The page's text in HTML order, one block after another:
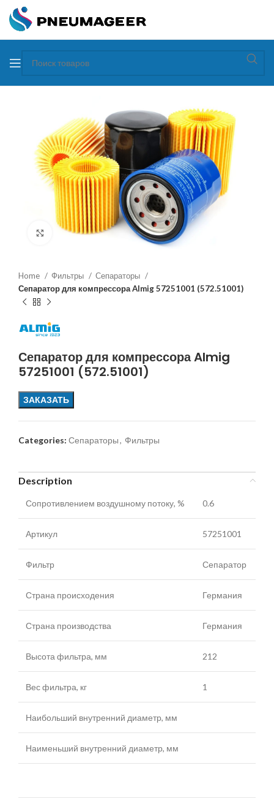
Увеличить
Home Фильтры
Сепараторы
Сепаратор для компрессора Almig 57251001 (572.51001)
Сепаратор для компрессора Almig
57251001 (572.51001)
ЗАКАЗАТЬ
Categories: Сепараторы, Фильтры
Description
Сопротивлением воздушному потоку, % 0.6
Артикул 57251001
Фильтр Сепаратор
Страна происходения Германия
Страна производства Германия
Высота фильтра, мм 212
Вес фильтра, кг 1
Наибольший внутренний диаметр, мм
Наименьший внутренний диаметр, мм